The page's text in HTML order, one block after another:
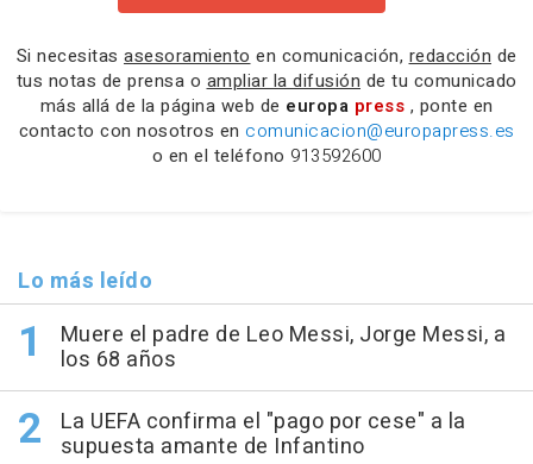
Si necesitas asesoramiento en comunicación, redacción de
tus notas de prensa o ampliar la difusión de tu comunicado
más allá de la página web de europa press , ponte en
contacto con nosotros en comunicacion@europapress.es
o en el teléfono 913592600
Lo más leído
Muere el padre de Leo Messi, Jorge Messi, a
los 68 años
La UEFA confirma el "pago por cese" a la
supuesta amante de Infantino